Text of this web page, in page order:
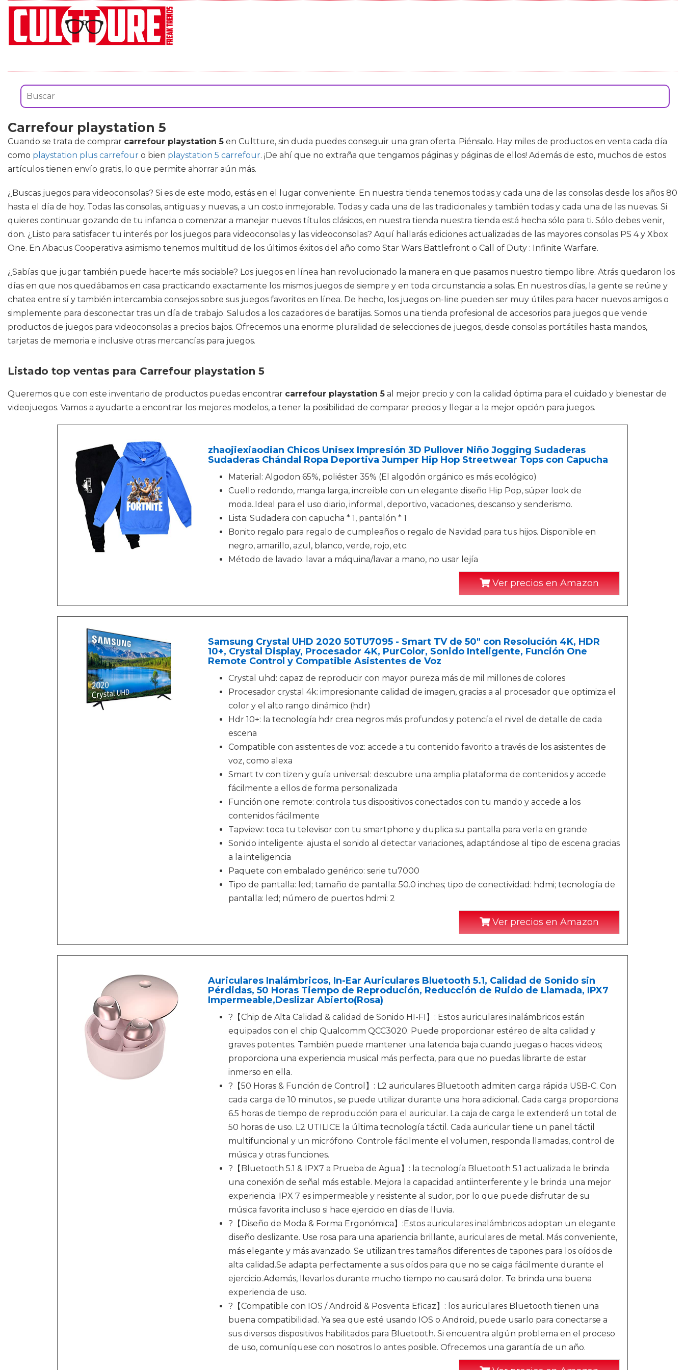
Carrefour playstation 5
Cuando se trata de comprar carrefour playstation 5 en Cultture, sin duda puedes conseguir una gran oferta. Piénsalo. Hay miles de productos en venta cada día
como playstation plus carrefour o bien playstation 5 carrefour. ¡De ahí que no extraña que tengamos páginas y páginas de ellos! Además de esto, muchos de estos
artículos tienen envío gratis, lo que permite ahorrar aún más.
¿Buscas juegos para videoconsolas? Si es de este modo, estás en el lugar conveniente. En nuestra tienda tenemos todas y cada una de las consolas desde los años 80
hasta el día de hoy. Todas las consolas, antiguas y nuevas, a un costo inmejorable. Todas y cada una de las tradicionales y también todas y cada una de las nuevas. Si
quieres continuar gozando de tu infancia o comenzar a manejar nuevos títulos clásicos, en nuestra tienda nuestra tienda está hecha sólo para ti. Sólo debes venir,
don. ¿Listo para satisfacer tu interés por los juegos para videoconsolas y las videoconsolas? Aquí hallarás ediciones actualizadas de las mayores consolas PS 4 y Xbox
One. En Abacus Cooperativa asimismo tenemos multitud de los últimos éxitos del año como Star Wars Battlefront o Call of Duty : Infinite Warfare.
¿Sabías que jugar también puede hacerte más sociable? Los juegos en línea han revolucionado la manera en que pasamos nuestro tiempo libre. Atrás quedaron los
días en que nos quedábamos en casa practicando exactamente los mismos juegos de siempre y en toda circunstancia a solas. En nuestros días, la gente se reúne y
chatea entre sí y también intercambia consejos sobre sus juegos favoritos en línea. De hecho, los juegos on-line pueden ser muy útiles para hacer nuevos amigos o
simplemente para desconectar tras un día de trabajo. Saludos a los cazadores de baratijas. Somos una tienda profesional de accesorios para juegos que vende
productos de juegos para videoconsolas a precios bajos. Ofrecemos una enorme pluralidad de selecciones de juegos, desde consolas portátiles hasta mandos,
tarjetas de memoria e inclusive otras mercancías para juegos.
Listado top ventas para Carrefour playstation 5
Queremos que con este inventario de productos puedas encontrar carrefour playstation 5 al mejor precio y con la calidad óptima para el cuidado y bienestar de
videojuegos. Vamos a ayudarte a encontrar los mejores modelos, a tener la posibilidad de comparar precios y llegar a la mejor opción para juegos.
zhaojiexiaodian Chicos Unisex Impresión 3D Pullover Niño Jogging Sudaderas
Sudaderas Chándal Ropa Deportiva Jumper Hip Hop Streetwear Tops con Capucha
Material: Algodon 65%, poliéster 35% (El algodón orgánico es más ecológico)
Cuello redondo, manga larga, increíble con un elegante diseño Hip Pop, súper look de
moda..Ideal para el uso diario, informal, deportivo, vacaciones, descanso y senderismo.
Lista: Sudadera con capucha * 1, pantalón * 1
Bonito regalo para regalo de cumpleaños o regalo de Navidad para tus hijos. Disponible en
negro, amarillo, azul, blanco, verde, rojo, etc.
Método de lavado: lavar a máquina/lavar a mano, no usar lejía
Ver precios en Amazon
Samsung Crystal UHD 2020 50TU7095 - Smart TV de 50" con Resolución 4K, HDR
10+, Crystal Display, Procesador 4K, PurColor, Sonido Inteligente, Función One
Remote Control y Compatible Asistentes de Voz
Crystal uhd: capaz de reproducir con mayor pureza más de mil millones de colores
Procesador crystal 4k: impresionante calidad de imagen, gracias a al procesador que optimiza el
color y el alto rango dinámico (hdr)
Hdr 10+: la tecnología hdr crea negros más profundos y potencía el nivel de detalle de cada
escena
Compatible con asistentes de voz: accede a tu contenido favorito a través de los asistentes de
voz, como alexa
Smart tv con tizen y guía universal: descubre una amplia plataforma de contenidos y accede
fácilmente a ellos de forma personalizada
Función one remote: controla tus dispositivos conectados con tu mando y accede a los
contenidos fácilmente
Tapview: toca tu televisor con tu smartphone y duplica su pantalla para verla en grande
Sonido inteligente: ajusta el sonido al detectar variaciones, adaptándose al tipo de escena gracias
a la inteligencia
Paquete con embalado genérico: serie tu7000
Tipo de pantalla: led; tamaño de pantalla: 50.0 inches; tipo de conectividad: hdmi; tecnología de
pantalla: led; número de puertos hdmi: 2
Ver precios en Amazon
Auriculares Inalámbricos, In-Ear Auriculares Bluetooth 5.1, Calidad de Sonido sin
Pérdidas, 50 Horas Tiempo de Reprodución, Reducción de Ruido de Llamada, IPX7
Impermeable,Deslizar Abierto(Rosa)
?【Chip de Alta Calidad & calidad de Sonido HI-FI】: Estos auriculares inalámbricos están
equipados con el chip Qualcomm QCC3020. Puede proporcionar estéreo de alta calidad y
graves potentes. También puede mantener una latencia baja cuando juegas o haces videos;
proporciona una experiencia musical más perfecta, para que no puedas librarte de estar
inmerso en ella.
?【50 Horas & Función de Control】: L2 auriculares Bluetooth admiten carga rápida USB-C. Con
cada carga de 10 minutos , se puede utilizar durante una hora adicional. Cada carga proporciona
6.5 horas de tiempo de reproducción para el auricular. La caja de carga le extenderá un total de
50 horas de uso. L2 UTILICE la última tecnología táctil. Cada auricular tiene un panel táctil
multifuncional y un micrófono. Controle fácilmente el volumen, responda llamadas, control de
música y otras funciones.
?【Bluetooth 5.1 & IPX7 a Prueba de Agua】: la tecnología Bluetooth 5.1 actualizada le brinda
una conexión de señal más estable. Mejora la capacidad antiinterferente y le brinda una mejor
experiencia. IPX 7 es impermeable y resistente al sudor, por lo que puede disfrutar de su
música favorita incluso si hace ejercicio en días de lluvia.
?【Diseño de Moda & Forma Ergonómica】:Estos auriculares inalámbricos adoptan un elegante
diseño deslizante. Use rosa para una apariencia brillante, auriculares de metal. Más conveniente,
más elegante y más avanzado. Se utilizan tres tamaños diferentes de tapones para los oídos de
alta calidad.Se adapta perfectamente a sus oídos para que no se caiga fácilmente durante el
ejercicio.Además, llevarlos durante mucho tiempo no causará dolor. Te brinda una buena
experiencia de uso.
?【Compatible con IOS / Android & Posventa Eficaz】: los auriculares Bluetooth tienen una
buena compatibilidad. Ya sea que esté usando IOS o Android, puede usarlo para conectarse a
sus diversos dispositivos habilitados para Bluetooth. Si encuentra algún problema en el proceso
de uso, comuníquese con nosotros lo antes posible. Ofrecemos una garantía de un año.